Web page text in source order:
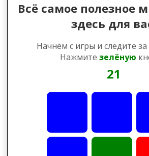
Всё самое полезное
здесь для
Начнём с игры и следите
Нажмите зелёную
21